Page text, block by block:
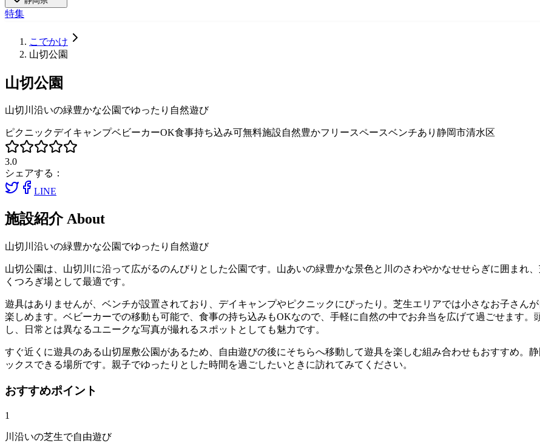
特集
こでかけ
山切公園
山切公園
山切川沿いの緑豊かな公園でゆったり自然遊び
ピクニックデイキャンプベビーカーOK食事持ち込み可無料施設自然豊かフリースペースベンチあり 静岡市清水区
3.0
シェアする：
LINE
施設紹介 About
山切川沿いの緑豊かな公園でゆったり自然遊び
山切公園は、山切川に沿って広がるのんびりとした公園です。山あいの緑豊かな景色と川のさわやかなせせらぎに囲まれ
くつろぎ場として最適です。
遊具はありませんが、ベンチが設置されており、デイキャンプやピクニックにぴったり。芝生エリアでは小さなお子さん
楽しめます。ベビーカーでの移動も可能で、食事の持ち込みもOKなので、手軽に自然の中でお弁当を広げて過ごせます
し、日常とは異なるユニークな写真が撮れるスポットとしても魅力です。
すぐ近くに遊具のある山切屋敷公園があるため、自由遊びの後にそちらへ移動して遊具を楽しむ組み合わせもおすすめ。
ックスできる場所です。親子でゆったりとした時間を過ごしたいときに訪れてみてください。
おすすめポイント
1
川沿いの芝生で自由遊び